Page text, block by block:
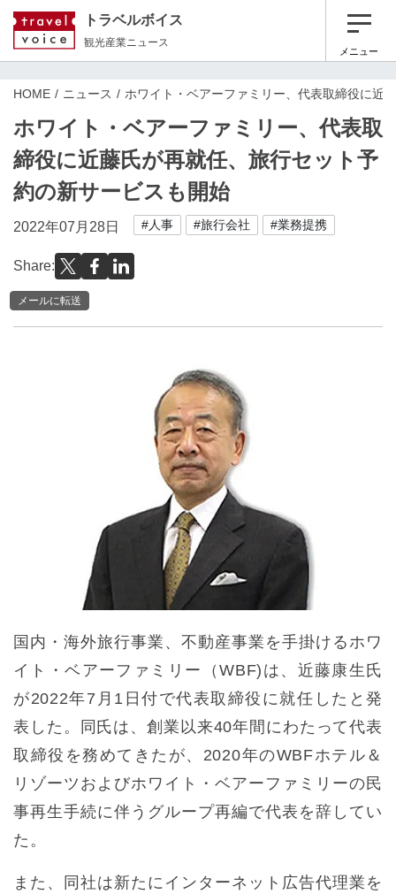
トラベルボイス
観光産業ニュース
メニュー
HOME ニュース ホワイト・ベアーファミリー、代表取締役に近
ホワイト・ベアーファミリー、代表取
締役に近藤氏が再就任、旅行セット予
約の新サービスも開始
2022年07月28日 #人事 #旅行会社 #業務提携
Share:
メールに転送
国内・海外旅行事業、不動産事業を手掛けるホワ
イト・ベアーファミリー（WBF)は、近藤康生氏
が2022年7月1日付で代表取締役に就任したと発
表した。同氏は、創業以来40年間にわたって代表
取締役を務めてきたが、2020年のWBFホテル＆
リゾーツおよびホワイト・ベアーファミリーの民
事再生手続に伴うグループ再編で代表を辞してい
た。
また、同社は新たにインターネット広告代理業を